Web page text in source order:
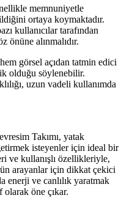
memnuniyetle
ortaya koymaktadır.
kullanıcılar tarafından
önüne alınmalıdır.
görsel açıdan tatmin edici
olduğu söylenebilir.
uzun vadeli kullanımda
Takımı, yatak
isteyenler için ideal bir
ve kullanışlı özellikleriyle,
arayanlar için dikkat çekici
enerji ve canlılık yaratmak
öne çıkar.